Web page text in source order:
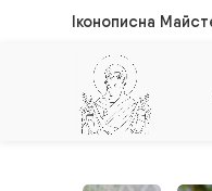
Іконописна